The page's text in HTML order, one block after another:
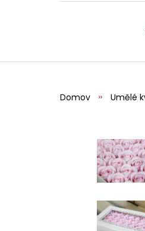
Domov Umělé